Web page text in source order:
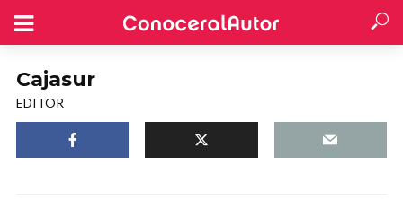
Cajasur
EDITOR